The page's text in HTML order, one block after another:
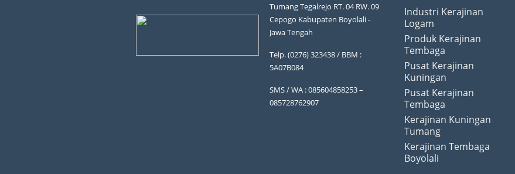
Tumang Tegalrejo RT. 04 RW. 09
Cepogo Kabupaten Boyolali -
Jawa Tengah
Telp. (0276) 323438 / BBM :
5A07B084
SMS / WA : 085604858253 –
085728762907
Industri Kerajinan
Logam
Produk Kerajinan
Tembaga
Pusat Kerajinan
Kuningan
Pusat Kerajinan
Tembaga
Kerajinan Kuningan
Tumang
Kerajinan Tembaga
Boyolali